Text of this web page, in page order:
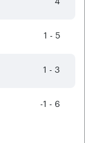
1 - 5
1 - 3
-1 - 6